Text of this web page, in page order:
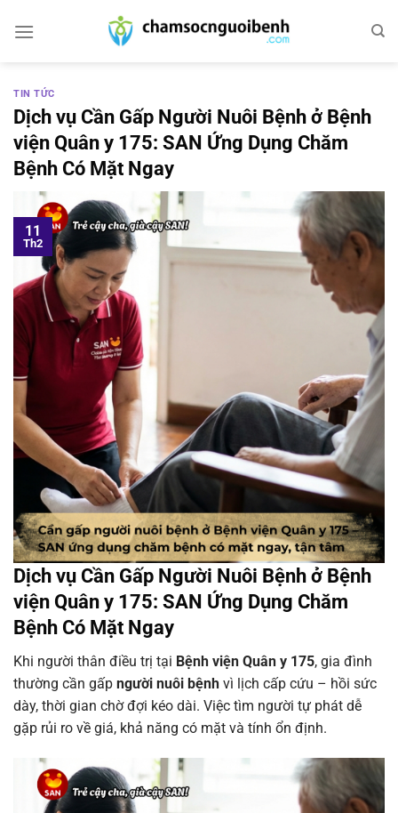
qua
TIN TỨC
Dịch vụ Cần Gấp Người Nuôi Bệnh ở Bệnh
viện Quân y 175: SAN Ứng Dụng Chăm
Bệnh Có Mặt Ngay
11
Th2
Dịch vụ Cần Gấp Người Nuôi Bệnh ở Bệnh
viện Quân y 175: SAN Ứng Dụng Chăm
Bệnh Có Mặt Ngay
Khi người thân điều trị tại Bệnh viện Quân y 175, gia đình
thường cần gấp người nuôi bệnh vì lịch cấp cứu – hồi sức
dày, thời gian chờ đợi kéo dài. Việc tìm người tự phát dễ
gặp rủi ro về giá, khả năng có mặt và tính ổn định.